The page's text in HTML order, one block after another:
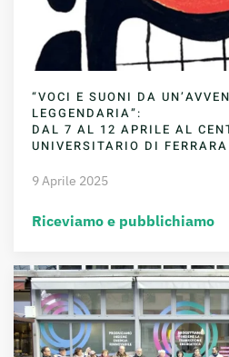
“VOCI E SUONI DA
LEGGENDARIA”:
DAL 7 AL 12 APRILE AL
UNIVERSITARIO DI FERRARA
9 Aprile 2025
Riceviamo e pubblichiamo